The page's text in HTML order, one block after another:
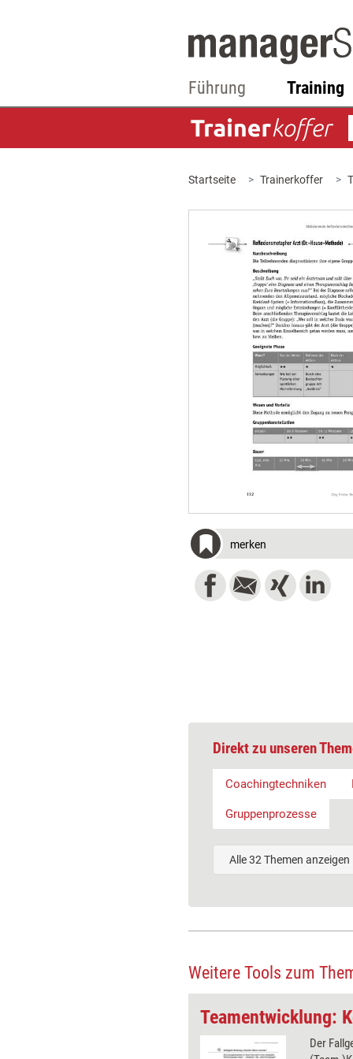
Führung Training
Startseite Trainerkoffer
merken
Direkt zu unseren
Coachingtechniken
Gruppenprozesse
Alle 32 Themen anzeigen
Weitere Tools zum
Der